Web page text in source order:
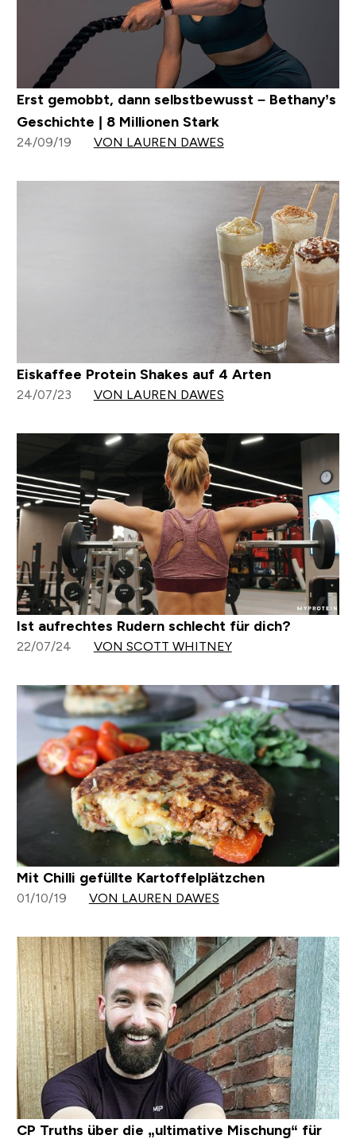
Erst gemobbt, dann selbstbewusst – Bethany’s
Geschichte | 8 Millionen Stark
24/09/19 VON LAUREN DAWES
Eiskaffee Protein Shakes auf 4 Arten
24/07/23 VON LAUREN DAWES
Ist aufrechtes Rudern schlecht für dich?
22/07/24 VON SCOTT WHITNEY
Mit Chilli gefüllte Kartoffelplätzchen
01/10/19 VON LAUREN DAWES
CP Truths über die „ultimative Mischung“ für